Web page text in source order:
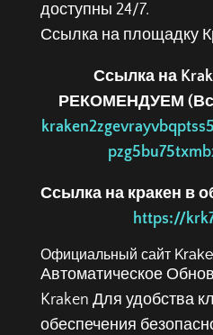
доступны 24/7.
Ссылка на площадку
Ссылка на
РЕКОМЕНДУЕМ
Ссылка на кракен в
https://
Официальный сайт
Автоматическое
Kraken Для удобства
обеспечения